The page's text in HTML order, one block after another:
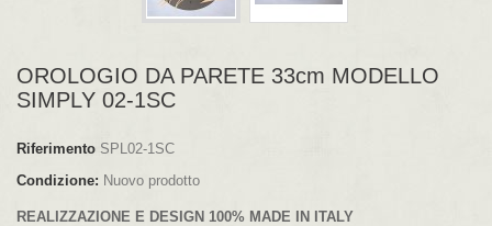
OROLOGIO DA PARETE 33cm MODELLO
SIMPLY 02-1SC
Riferimento SPL02-1SC
Condizione: Nuovo prodotto
REALIZZAZIONE E DESIGN 100% MADE IN ITALY